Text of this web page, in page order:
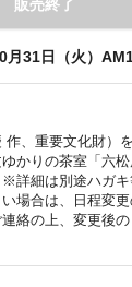
販売終了
月31日（火）
、重要文化財）
かりの茶室「六
詳細は別途ハガキ
場合は、日程変更
絡の上、変更後